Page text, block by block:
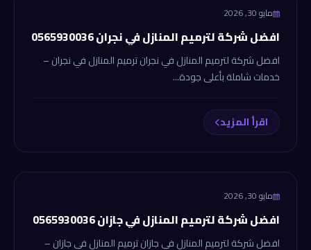
شركة الانجاز
مايو 30, 2026
افضل شركة لترميم المنازل في نجران 0565930036
افضل شركة لترميم المنازل في نجران ترميم المنازل في نجران –
خدمات شاملة بأعلى جودة...
اقرأ المزيد
شركة الانجاز
مايو 30, 2026
افضل شركة لترميم المنازل في جازان 0565930036
افضل شركة لترميم المنازل في جازان ترميم المنازل في جازان –